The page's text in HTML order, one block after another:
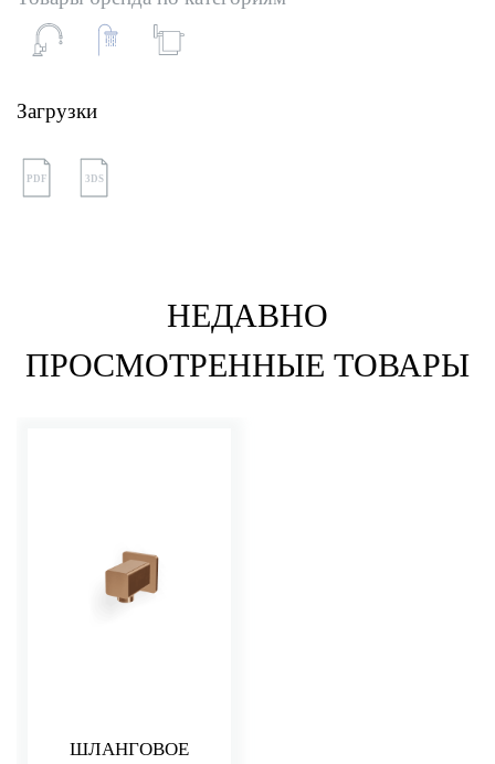
Загрузки
PDF 3DS
НЕДАВНО
ПРОСМОТРЕННЫЕ ТОВАРЫ
ШЛАНГОВОЕ